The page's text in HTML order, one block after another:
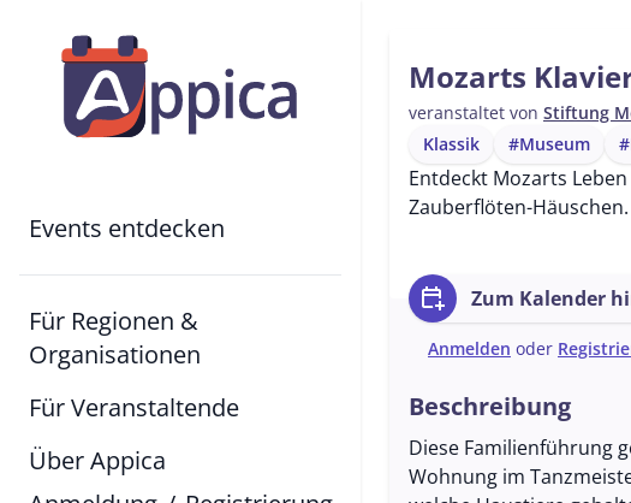
Events entdecken
Für Regionen &
Organisationen
Für Veranstaltende
Über Appica
Mozarts
veranstaltet von Stiftung
Klassik #Museum
Entdeckt Mozarts
Zauberflöten-
calendar_add_on Zum Kalender
Anmelden oder
Beschreibung
Diese Familienführung
Wohnung im